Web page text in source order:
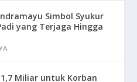
Simbol Syukur
yang Terjaga Hingga
Miliar untuk Korban